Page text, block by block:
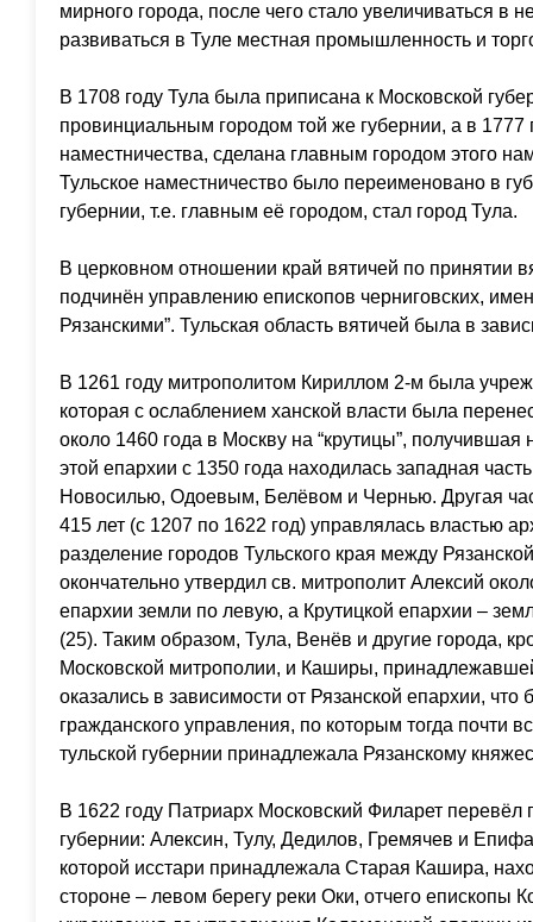
мирного города, после чего стало увеличиваться в
развиваться в Туле местная промышленность и
В 1708 году Тула была приписана к Московской
провинциальным городом той же губернии, а в 1777
наместничества, сделана главным городом этого
Тульское наместничество было переименовано в
губернии, т.е. главным её городом, стал город Тула.
В церковном отношении край вятичей по принятии
подчинён управлению епископов черниговских,
Рязанскими”. Тульская область вятичей была в
В 1261 году митрополитом Кириллом 2-м была
которая с ослаблением ханской власти была
около 1460 года в Москву на “крутицы”,
этой епархии с 1350 года находилась западная
Новосилью, Одоевым, Белёвом и Чернью. Другая
415 лет (с 1207 по 1622 год) управлялась властью
разделение городов Тульского края между
окончательно утвердил св. митрополит Алексий
епархии земли по левую, а Крутицкой епархии –
(25). Таким образом, Тула, Венёв и другие города,
Московской митрополии, и Каширы,
оказались в зависимости от Рязанской епархии, что
гражданского управления, по которым тогда почти
тульской губернии принадлежала Рязанскому
В 1622 году Патриарх Московский Филарет перевёл
губернии: Алексин, Тулу, Дедилов, Гремячев и
которой исстари принадлежала Старая Кашира,
стороне – левом берегу реки Оки, отчего епископы